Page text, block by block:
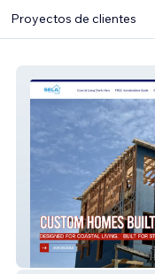
Proyectos de clientes
Sela Builders